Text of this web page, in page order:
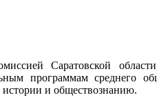
Саратовской
программам среднего
и обществознанию.